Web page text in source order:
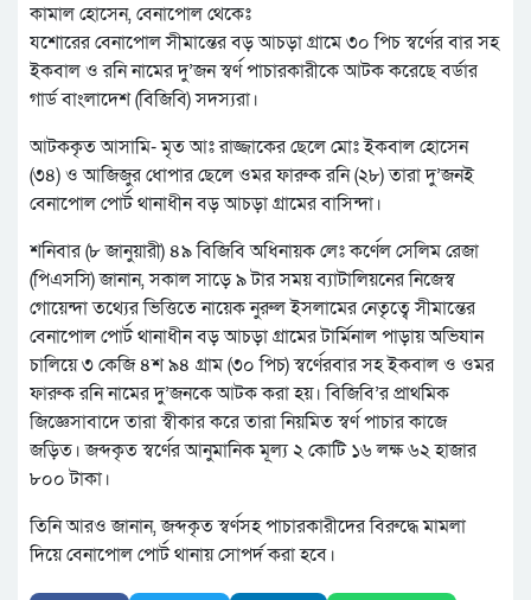
কামাল হোসেন, বেনাপোল থেকেঃ
যশোরের বেনাপোল সীমান্তের বড় আচড়া গ্রামে ৩০ পিচ স্বর্ণের বার সহ
ইকবাল ও রনি নামের দু’জন স্বর্ণ পাচারকারীকে আটক করেছে বর্ডার
গার্ড বাংলাদেশ (বিজিবি) সদস্যরা।
আটককৃত আসামি- মৃত আঃ রাজ্জাকের ছেলে মোঃ ইকবাল হোসেন
(৩৪) ও আজিজুর ধোপার ছেলে ওমর ফারুক রনি (২৮) তারা দু’জনই
বেনাপোল পোর্ট থানাধীন বড় আচড়া গ্রামের বাসিন্দা।
শনিবার (৮ জানুয়ারী) ৪৯ বিজিবি অধিনায়ক লেঃ কর্ণেল সেলিম রেজা
(পিএসসি) জানান, সকাল সাড়ে ৯ টার সময় ব্যাটালিয়নের নিজেস্ব
গোয়েন্দা তথ্যের ভিত্তিতে নায়েক নুরুল ইসলামের নেতৃত্বে সীমান্তের
বেনাপোল পোর্ট থানাধীন বড় আচড়া গ্রামের টার্মিনাল পাড়ায় অভিযান
চালিয়ে ৩ কেজি ৪শ ৯৪ গ্রাম (৩০ পিচ) স্বর্ণেরবার সহ ইকবাল ও ওমর
ফারুক রনি নামের দু’জনকে আটক করা হয়। বিজিবি’র প্রাথমিক
জিজ্ঞেসাবাদে তারা স্বীকার করে তারা নিয়মিত স্বর্ণ পাচার কাজে
জড়িত। জব্দকৃত স্বর্ণের আনুমানিক মূল্য ২ কোটি ১৬ লক্ষ ৬২ হাজার
৮০০ টাকা।
তিনি আরও জানান, জব্দকৃত স্বর্ণসহ পাচারকারীদের বিরুদ্ধে মামলা
দিয়ে বেনাপোল পোর্ট থানায় সোপর্দ করা হবে।